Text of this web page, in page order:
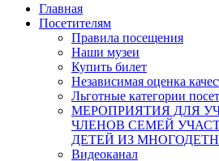
Главная
Посетителям
Правила посещения
Наши музеи
Купить билет
Независимая оценка
Льготные категории
МЕРОПРИЯТИЯ ДЛЯ
ЧЛЕНОВ СЕМЕЙ
ДЕТЕЙ ИЗ
Видеоканал